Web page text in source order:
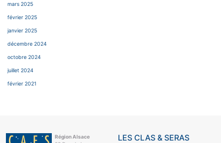
mars 2025
février 2025
janvier 2025
décembre 2024
octobre 2024
juillet 2024
février 2021
Région Alsace
LES CLAS & SERAS